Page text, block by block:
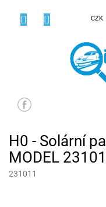
CZK
H0 - Solární
MODEL
231011